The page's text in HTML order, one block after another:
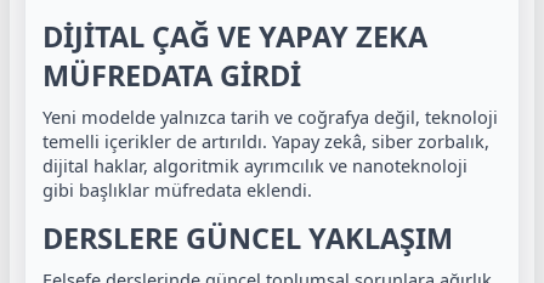
DİJİTAL ÇAĞ VE YAPAY ZEKA
MÜFREDATA GİRDİ
Yeni modelde yalnızca tarih ve coğrafya değil, teknoloji
temelli içerikler de artırıldı. Yapay zekâ, siber zorbalık,
dijital haklar, algoritmik ayrımcılık ve nanoteknoloji
gibi başlıklar müfredata eklendi.
DERSLERE GÜNCEL YAKLAŞIM